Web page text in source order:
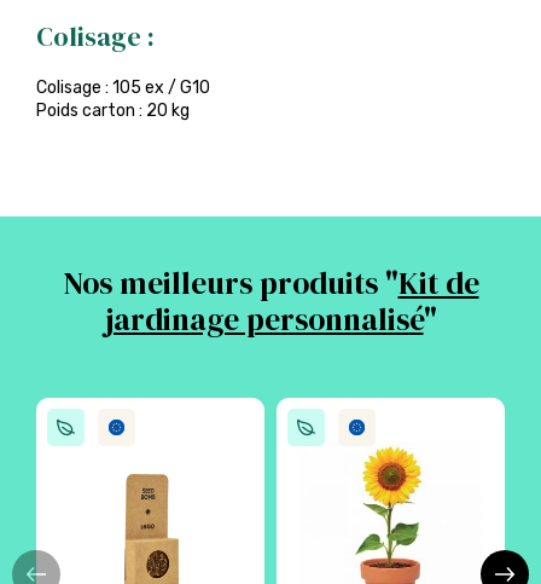
Colisage :
Colisage : 105 ex / G10
Poids carton : 20 kg
Nos meilleurs produits "Kit de
jardinage personnalisé"